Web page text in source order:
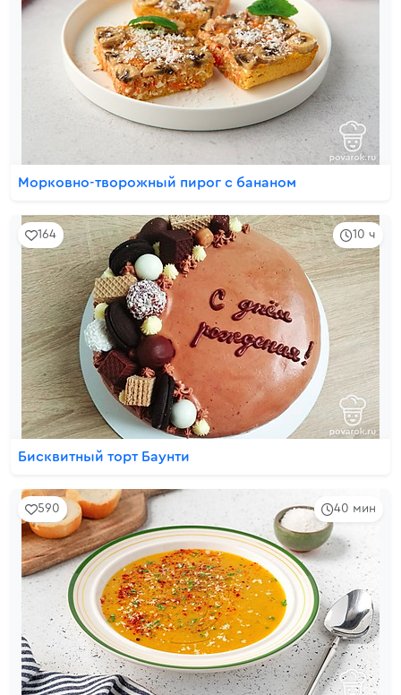
Морковно-творожный пирог с бананом
10 ч
164
Бисквитный торт Баунти
40 мин
590